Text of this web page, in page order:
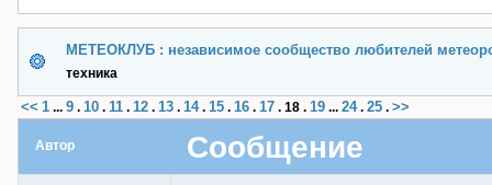
МЕТЕОКЛУБ : независимое сообщество любителей
техника
<< 1 ... 9 . 10 . 11 . 12 . 13 . 14. 15 . 16 . 17 . 18 . 19 ... 24. 25 . >>
Автор Сообщение